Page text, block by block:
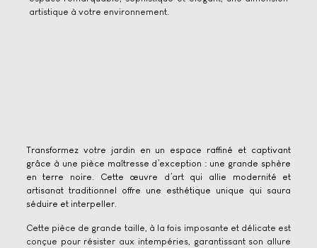
artistique à votre environnement.
Transformez votre jardin en un espace raffiné et captivant
grâce à une pièce maîtresse d’exception : une grande sphère
en terre noire. Cette œuvre d’art qui allie modernité et
artisanat traditionnel offre une esthétique unique qui saura
séduire et interpeller.
Cette pièce de grande taille, à la fois imposante et délicate est
conçue pour résister aux intempéries, garantissant son allure